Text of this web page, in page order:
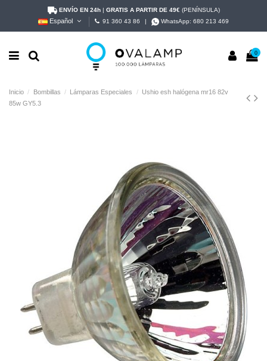
ENVÍO EN 24h| GRATIS A PARTIR DE 49€ (PENÍNSULA)
Español 91 360 43 86 WhatsApp:680 213 469
0
Inicio Bombillas Lámparas Especiales
Ushio esh halógena mr16 82v
85w GY5.3